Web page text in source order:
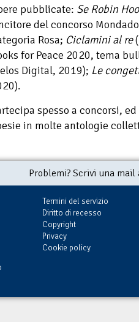
pubblicate: Se Robin
del concorso
Rosa; Ciclamini al re
for Peace 2020, tema
Digital, 2019); Le
spesso a concorsi,
in molte antologie
Problemi? Scrivi una
Termini del servizio
Diritto di recesso
Copyright
Privacy
Cookie policy